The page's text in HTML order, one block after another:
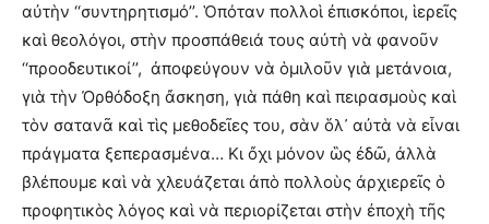
αὐτὴν ‘‘συντηρητισμό’’. Ὁπόταν πολλοὶ ἐπισκόποι, ἱερεῖς
καὶ θεολόγοι, στὴν προσπάθειά τους αὐτὴ νὰ φανοῦν
‘‘προοδευτικοί’’, ἀποφεύγουν νὰ ὁμιλοῦν γιὰ μετάνοια,
γιὰ τὴν Ὀρθόδοξη ἄσκηση, γιὰ πάθη καὶ πειρασμοὺς καὶ
τὸν σατανᾶ καὶ τὶς μεθοδεῖες του, σὰν ὅλ᾽ αὐτὰ νὰ εἶναι
πράγματα ξεπερασμένα… Κι ὄχι μόνον ὣς ἐδῶ, ἀλλὰ
βλέπουμε καὶ νὰ χλευάζεται ἀπὸ πολλοὺς ἀρχιερεῖς ὁ
προφητικὸς λόγος καὶ νὰ περιορίζεται στὴν ἐποχὴ τῆς